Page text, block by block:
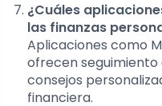
¿Cuáles
las finanzas
Aplicaciones como
ofrecen seguimiento
consejos
financiera.